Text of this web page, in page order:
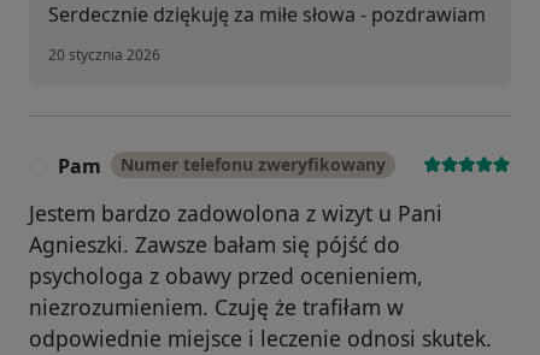
Serdecznie dziękuję za miłe słowa - pozdrawiam
20 stycznia 2026
Pam Numer telefonu zweryfikowany
Jestem bardzo zadowolona z wizyt u Pani
Agnieszki. Zawsze bałam się pójść do
psychologa z obawy przed ocenieniem,
niezrozumieniem. Czuję że trafiłam w
odpowiednie miejsce i leczenie odnosi skutek.